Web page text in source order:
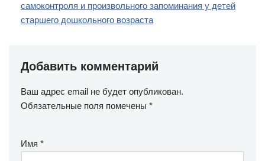
самоконтроля и произвольного запоминания у детей
старшего дошкольного возраста
Добавить комментарий
Ваш адрес email не будет опубликован.
Обязательные поля помечены *
Имя *